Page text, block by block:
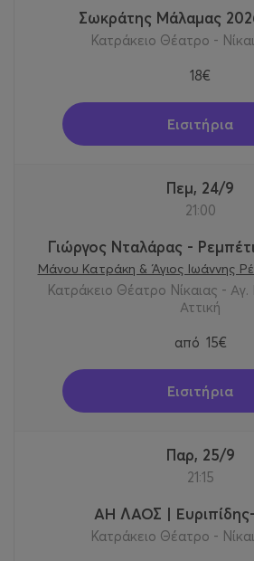
Σωκράτης Μάλαμας
Κατράκειο Θέατρο -
18€
Εισιτήρια
Πεμ, 24/9
21:00
Γιώργος Νταλάρας -
Μάνου Κατράκη & Άγιος Ιωάννης
Κατράκειο Θέατρο Νίκαιας - Αγ.
Αττική
από 15€
Εισιτήρια
Παρ, 25/9
21:15
ΑΗ ΛΑΟΣ |
Κατράκειο Θέατρο -